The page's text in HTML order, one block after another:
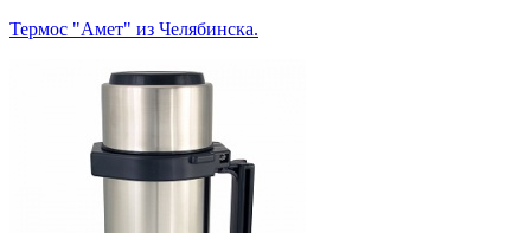
Термос "Амет" из Челябинска.